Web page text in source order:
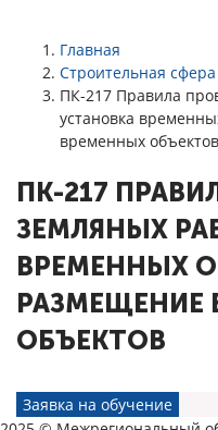
Главная
Строительная сфера
ПК-217 Правила
установка
временных объектов
ПК-217
ЗЕМЛЯНЫХ
ВРЕМЕННЫХ
РАЗМЕЩЕНИЕ
ОБЪЕКТОВ
Заявка на обучение